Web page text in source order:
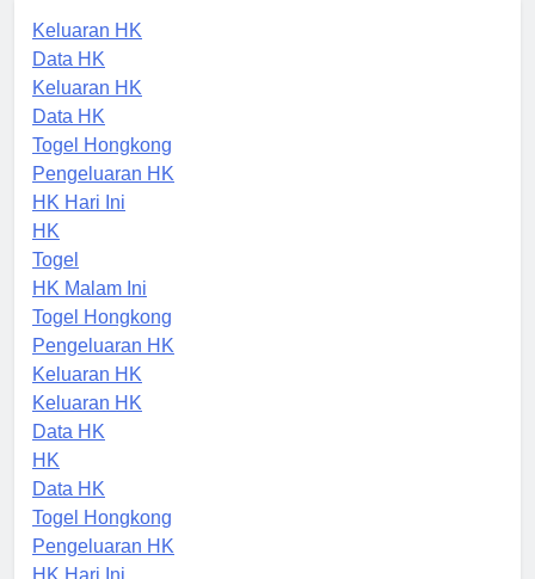
Keluaran HK
Data HK
Keluaran HK
Data HK
Togel Hongkong
Pengeluaran HK
HK Hari Ini
HK
Togel
HK Malam Ini
Togel Hongkong
Pengeluaran HK
Keluaran HK
Keluaran HK
Data HK
HK
Data HK
Togel Hongkong
Pengeluaran HK